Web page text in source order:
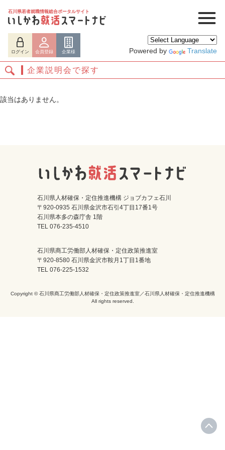
石川県若者就職情報総合ポータルサイト
ログイン 会員登録 企業様 Powered by Translate
ログイン 会員登録
企業説明会で探す
該当はありません。
石川県人材確保・定住推進機構 ジョブカフェ石川
〒920-0935 石川県金沢市石引4丁目17番1号
石川県本多の森庁舎 1階
TEL 076-235-4510
石川県商工労働部人材確保・定住政策推進室
〒920-8580 石川県金沢市鞍月1丁目1番地
TEL 076-225-1532
Copyright © 石川県商工労働部人材確保・定住政策推進室／石川県人材確保・定住推進機構
All rights reserved.